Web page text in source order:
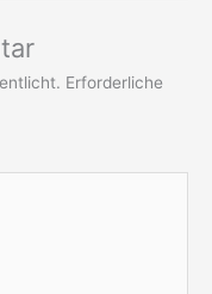
Erforderliche